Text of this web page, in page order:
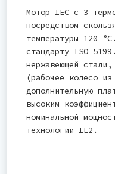
Мотор IEC с 3
посредством
температуры 120
стандарту ISO
нержавеющей
(рабочее колесо
дополнительную
высоким
номинальной
технологии IE2.